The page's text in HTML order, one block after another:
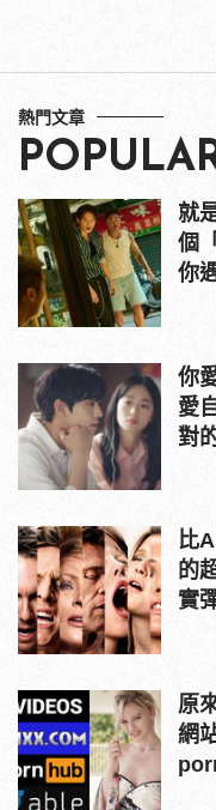
熱門文章
就
個
你
你
愛
對
比
的
實
原
網